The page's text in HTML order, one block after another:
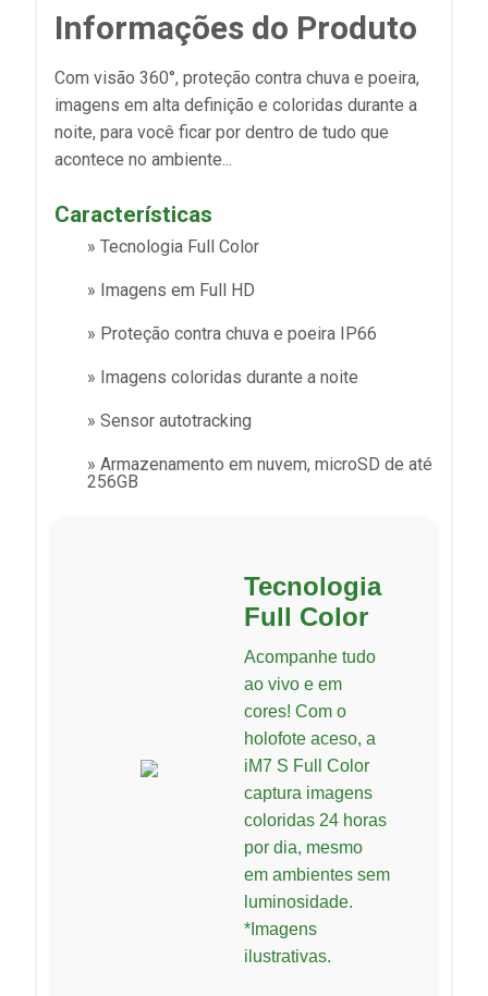
Informações do Produto
Com visão 360°, proteção contra chuva e poeira,
imagens em alta definição e coloridas durante a
noite, para você ficar por dentro de tudo que
acontece no ambiente...
Características
» Tecnologia Full Color
» Imagens em Full HD
» Proteção contra chuva e poeira IP66
» Imagens coloridas durante a noite
» Sensor autotracking
» Armazenamento em nuvem, microSD de até
256GB
Tecnologia
Full Color
Acompanhe tudo
ao vivo e em
cores! Com o
holofote aceso, a
iM7 S Full Color
captura imagens
coloridas 24 horas
por dia, mesmo
em ambientes sem
luminosidade.
*Imagens
ilustrativas.